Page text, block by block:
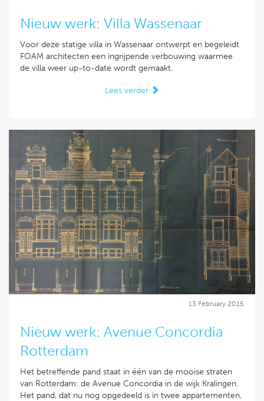
Nieuw werk: Villa Wassenaar
Voor deze statige villa in Wassenaar ontwerpt en begeleidt
FOAM architecten een ingrijpende verbouwing waarmee
de villa weer up-to-date wordt gemaakt.
Lees verder
13 February 2015
Nieuw werk: Avenue Concordia
Rotterdam
Het betreffende pand staat in één van de mooise straten
van Rotterdam: de Avenue Concordia in de wijk Kralingen.
Het pand, dat nu nog opgedeeld is in twee appartementen,